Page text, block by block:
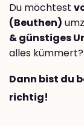
Du möchtest
(Beuthen)
& günstiges
alles kümmert?
Dann bist du
richtig!